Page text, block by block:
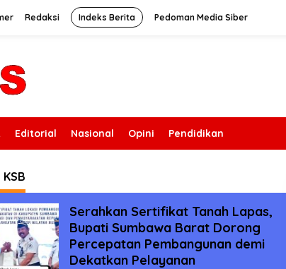
Redaksi Indeks Berita Pedoman Media Siber
Editorial Nasional Opini Pendidikan
KSB
Serahkan Sertifikat Tanah Lapas,
Bupati Sumbawa Barat Dorong
Percepatan Pembangunan demi
Dekatkan Pelayanan